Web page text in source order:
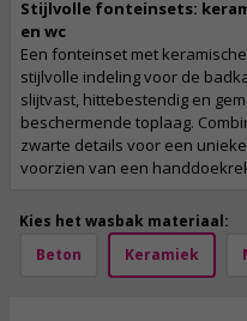
Stijlvolle fonteinsets:
en wc
Een fonteinset met
stijlvolle indeling voor de
slijtvast, hittebestendig en
beschermende toplaag.
zwarte details voor een
voorzien van een
Kies het wasbak materiaal:
Beton
Keramiek